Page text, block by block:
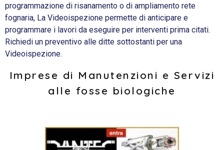
programmazione di risanamento o di ampliamento rete
fognaria, La Videoispezione permette di anticipare e
programmare i lavori da eseguire per interventi prima citati.
Richiedi un preventivo alle ditte sottostanti per una
Videoispezione.
Imprese di Manutenzioni e Servizi
alle fosse biologiche